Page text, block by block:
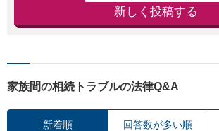
新しく投稿する
家族間の相続トラブルの法律Q&A
新着順 回答数が多い順